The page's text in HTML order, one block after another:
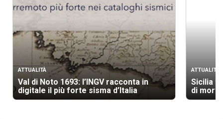
ATTUALITÀ
Val di Noto 1693: l’INGV racconta in
digitale il più forte sisma d’Italia
ATTUALITÀ
Sicilia
di morti